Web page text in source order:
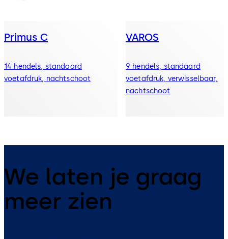
Primus C
14 hendels, standaard
voetafdruk, nachtschoot
VAROS
9 hendels, standaard
voetafdruk, verwisselbaar,
nachtschoot
We laten je graag
meer zien